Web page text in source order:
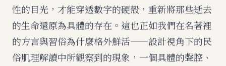
性的目光，才能穿透數字的硬殼，重新將那些逝去
的生命還原為具體的存在。這也正如我們在名著裡
的方言與習俗為什麼格外鮮活——設計視角下的民
俗肌理解讀中所觀察到的現象，一個具體的聲腔、